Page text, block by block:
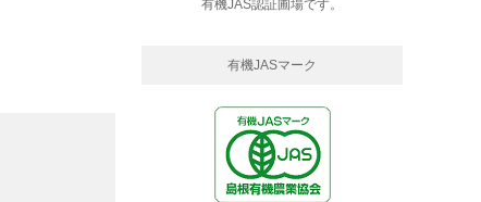
有機JAS認証圃場です。
有機JASマーク